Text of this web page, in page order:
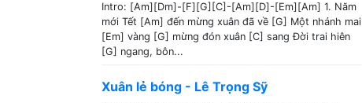
Intro: [Am][Dm]-[F][G][C]-[Am][D]-[Em][Am] 1. Năm
mới Tết [Am] đến mừng xuân đã về [G] Một nhánh mai
[Em] vàng [G] mừng đón xuân [C] sang Đời trai hiên
[G] ngang, bôn...
Xuân lẻ bóng - Lê Trọng Sỹ